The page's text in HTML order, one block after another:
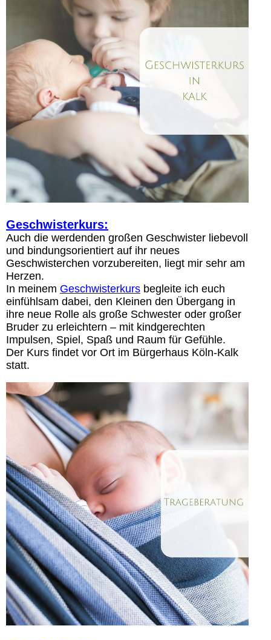
Geschwisterkurs:
Auch die werdenden großen Geschwister liebevoll
und bindungsorientiert auf ihr neues
Geschwisterchen vorzubereiten, liegt mir sehr am
Herzen.
In meinem Geschwisterkurs begleite ich euch
einfühlsam dabei, den Kleinen den Übergang in
ihre neue Rolle als große Schwester oder großer
Bruder zu erleichtern – mit kindgerechten
Impulsen, Spiel, Spaß und Raum für Gefühle.
Der Kurs findet vor Ort im Bürgerhaus Köln-Kalk
statt.